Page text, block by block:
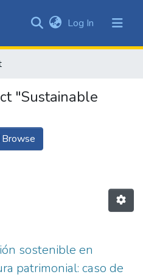
&
All of DSpace
Log In (current)
"Sustainable
sostenible en
patrimonial: caso de